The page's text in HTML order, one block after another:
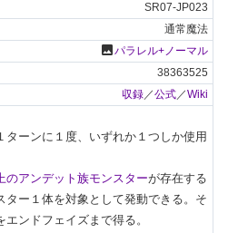
SR07-JP023
通常魔法
photoパラレル+ノーマル
38363525
収録／公式／Wiki
ーンに１度、いずれか１つしか使用
のアンデット族モンスターが存在する
ター１体を対象として発動できる。そ
ンドフェイズまで得る。